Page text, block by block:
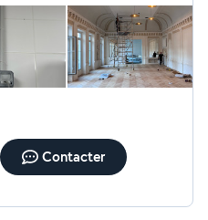
Pourquoi me choisir ?
matériaux de
ponctualité et service
Encore merci
Contacter